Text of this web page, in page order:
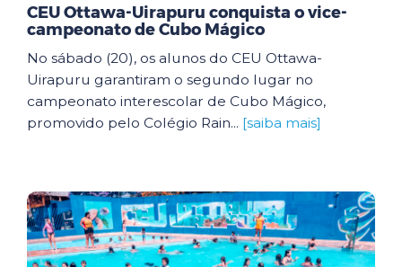
CEU Ottawa-Uirapuru conquista o vice-
campeonato de Cubo Mágico
No sábado (20), os alunos do CEU Ottawa-
Uirapuru garantiram o segundo lugar no
campeonato interescolar de Cubo Mágico,
promovido pelo Colégio Rain... [saiba mais]